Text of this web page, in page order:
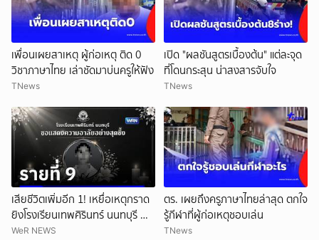
เพื่อนเผยสาเหตุ ผู้ก่อเหตุ ติด 0
วิชาภาษาไทย เล่าชัดมาบ่นครูให้ฟัง
TNews
เปิด "ผลชันสูตรเบื้องต้น" แต่ละจุด
ที่โดนกระสุน น่าสงสารจับใจ
TNews
เสียชีวิตเพิ่มอีก 1! เหยื่อเหตุกราด
ยิงโรงเรียนเทพศิรินทร์ นนทบุรี ทำ
ยอดเสียชีวิตสะสมรวมเป็น 9 ราย
WeR NEWS
ตร. เผยถึงครูภาษาไทยล่าสุด ตกใจ
รู้กีฬาที่ผู้ก่อเหตุชอบเล่น
TNews